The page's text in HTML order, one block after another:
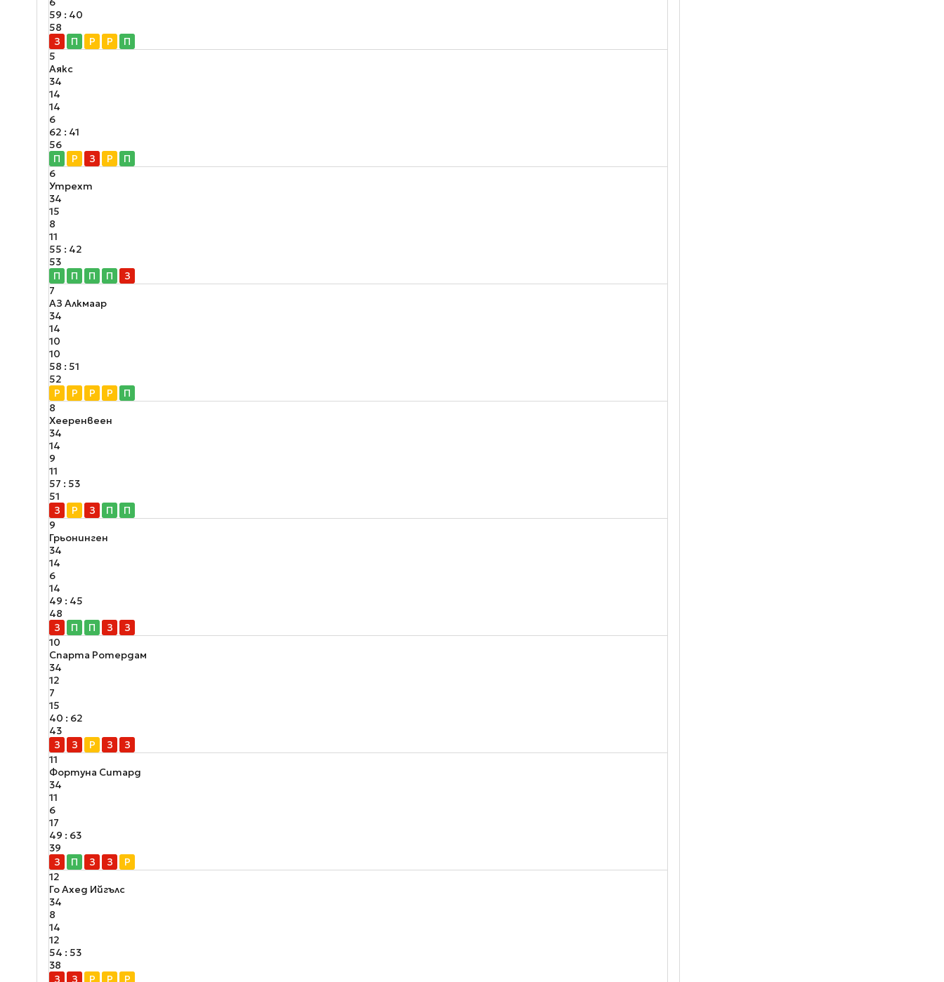
59 : 40
58
З
П Р Р
П
5
Аякс
34
14
14
6
62 : 41
56
П
Р З Р
П
6
Утрехт
34
15
8
11
55 : 42
53
П
П П П
З
7
АЗ Алкмаар
34
14
10
10
58 : 51
52
Р
Р Р Р
П
8
Хееренвеен
34
14
9
11
57 : 53
51
З
Р З П
П
9
Грьонинген
34
14
6
14
49 : 45
48
З
П П З
З
10
Спарта Ротердам
34
12
7
15
40 : 62
43
З
З Р З
З
11
Фортуна Ситард
34
11
6
17
49 : 63
39
З
П З З
Р
12
Го Ахед Ийгълс
34
8
14
12
54 : 53
38
З
З Р Р Р